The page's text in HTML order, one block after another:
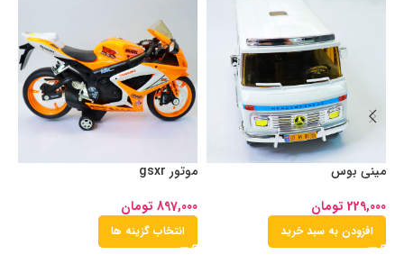
مینی بوس
229,000 تومان
افزودن به سبد خرید
موتور gsxr
897,000 تومان
انتخاب گزینه ها